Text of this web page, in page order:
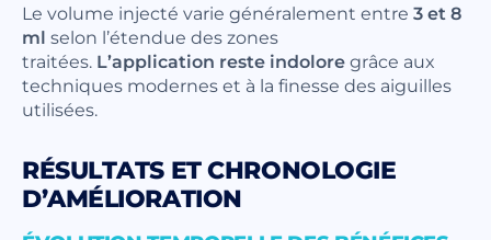
Le volume injecté varie généralement entre 3 et 8
ml selon l’étendue des zones
traitées. L’application reste indoloregrâce aux
techniques modernes et à la finesse des aiguilles
utilisées.
RÉSULTATS ET CHRONOLOGIE
D’AMÉLIORATION